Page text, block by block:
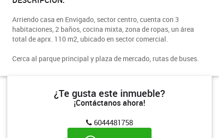
Arriendo casa en Envigado, sector centro, cuenta con 3
habitaciones, 2 baños, cocina mixta, zona de ropas, un área
total de aprx. 110 m2, ubicado en sector comercial.
Cerca al parque principal y plaza de mercado, rutas de buses.
¿Te gusta este inmueble?
¡Contáctanos ahora!
6044481758